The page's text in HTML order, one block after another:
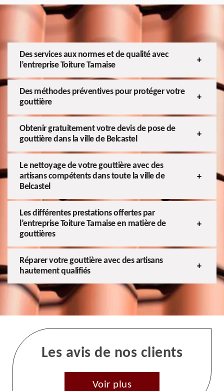
Des services aux normes et de qualité avec
l’entreprise Toiture Tarnaise
Des méthodes préventives pour protéger votre
gouttière
Obtenir gratuitement votre devis de pose de
gouttière dans la ville de Belcastel
Le nettoyage de votre gouttière avec des
artisans compétents dans toute la ville de
Belcastel
Les différentes prestations offertes par
l’entreprise Toiture Tarnaise en matière de
gouttières
Réparer votre gouttière avec des artisans
hautement qualifiés
Les avis de nos clients
Voir plus